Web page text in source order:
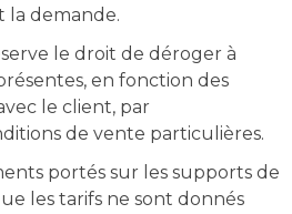
la demande.
le droit de déroger à
en fonction des
le client, par
de vente particulières.
portés sur les supports de
les tarifs ne sont donnés